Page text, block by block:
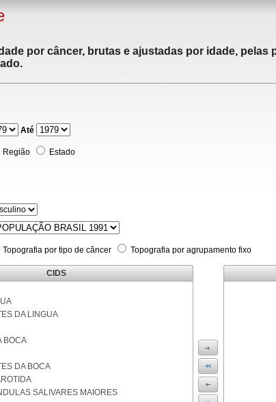
por câncer, brutas e ajustadas por idade,
Até
Região Estado
Topografia por tipo de câncer Topografia por agrupamento fixo
CIDS
DA LINGUA
BOCA
DA BOCA
SALIVARES MAIORES